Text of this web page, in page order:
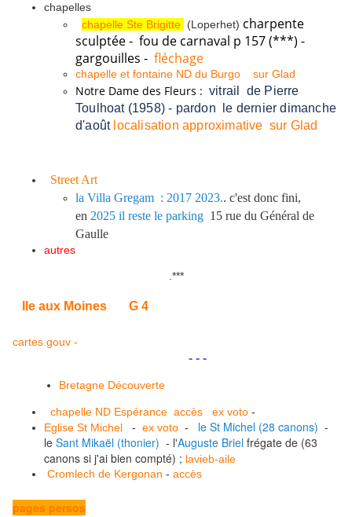
chapelles
chapelle Ste Brigitte
(Loperhet) charpente
sculptée - fou de carnaval p 157 (***) -
gargouilles - fléchage
chapelle et fontaine ND du Burgo sur Glad
Notre Dame des Fleurs : vitrail de Pierre
Toulhoat (1958) - pardon le dernier dimanche
d'août localisation approximative sur Glad
Street Art
la Villa Gregam : 2017 2023.. c'est donc fini,
en 2025 il reste le parking 15 rue du Général de
Gaulle
autres
.***
Ile aux Moines G 4
cartes.gouv -
- - -
Bretagne Découverte
chapelle ND Espérance accès ex voto -
Eglise St Michel - ex voto - le St Michel (28 canons) -
le Sant Mikaël (thonier) - l'Auguste Briel frégate de (63
canons si j'ai bien compté) ; lavieb-aile
Cromlech de Kergonan - accès
pages persos